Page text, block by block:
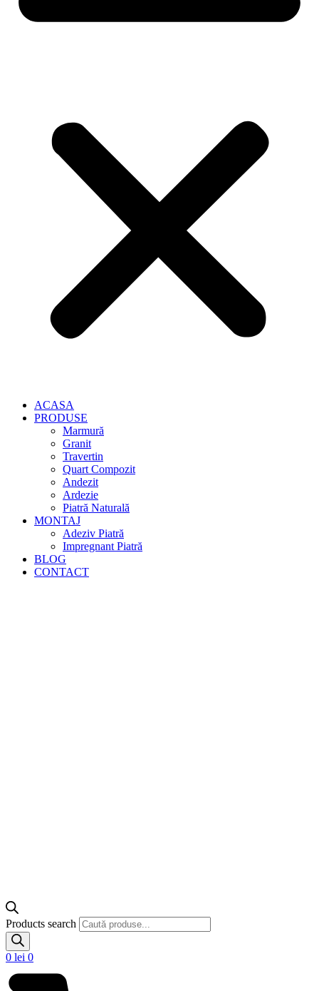
ACASA
PRODUSE
Marmură
Granit
Travertin
Quart Compozit
Andezit
Ardezie
Piatră Naturală
MONTAJ
Adeziv Piatră
Impregnant Piatră
BLOG
CONTACT
Products search
0 lei 0